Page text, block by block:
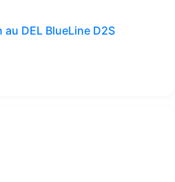
DEL BlueLine D2S